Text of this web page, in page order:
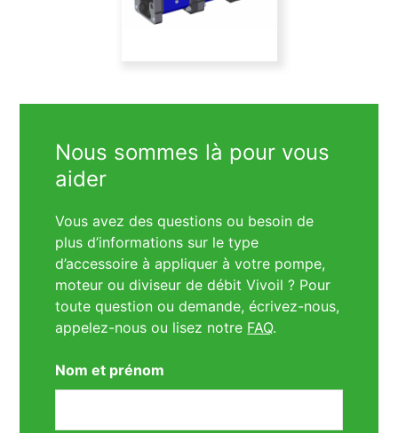
Nous sommes là pour vous
aider
Vous avez des questions ou besoin de
plus d’informations sur le type
d’accessoire à appliquer à votre pompe,
moteur ou diviseur de débit Vivoil ? Pour
toute question ou demande, écrivez-nous,
appelez-nous ou lisez notre FAQ.
Nom et prénom